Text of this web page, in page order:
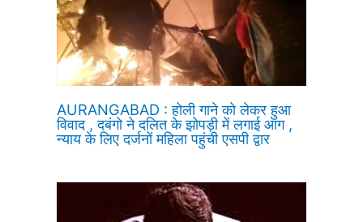
AURANGABAD : होली गाने को लेकर हुआ
विवाद , दबंगो ने दलित के झोपड़ी में लगाई आग ,
न्याय के लिए दर्जनों महिला पहुंची एसपी द्वार